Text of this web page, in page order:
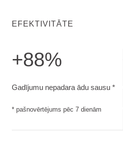
EFEKTIVITĀTE
+88%
Gadījumu nepadara ādu sausu *
* pašnovērtējums pēc 7 dienām